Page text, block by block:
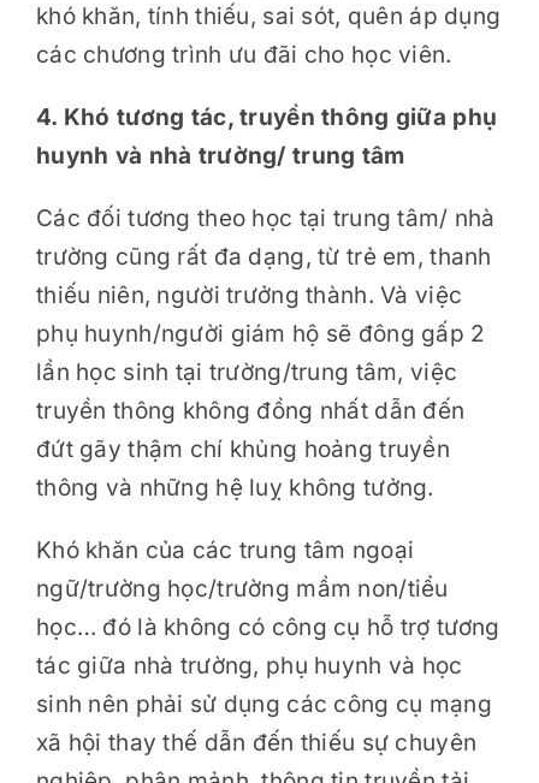
khó khăn, tính thiếu, sai sót, quên áp dụng
các chương trình ưu đãi cho học viên.
4. Khó tương tác, truyền thông giữa phụ
huynh và nhà trường/ trung tâm
Các đối tương theo học tại trung tâm/ nhà
trường cũng rất đa dạng, từ trẻ em, thanh
thiếu niên, người trưởng thành. Và việc
phụ huynh/người giám hộ sẽ đông gấp 2
lần học sinh tại trường/trung tâm, việc
truyền thông không đồng nhất dẫn đến
đứt gãy thậm chí khủng hoảng truyền
thông và những hệ luỵ không tưởng.
Khó khăn của các trung tâm ngoại
ngữ/trường học/trường mầm non/tiểu
học… đó là không có công cụ hỗ trợ tương
tác giữa nhà trường, phụ huynh và học
sinh nên phải sử dụng các công cụ mạng
xã hội thay thế dẫn đến thiếu sự chuyên